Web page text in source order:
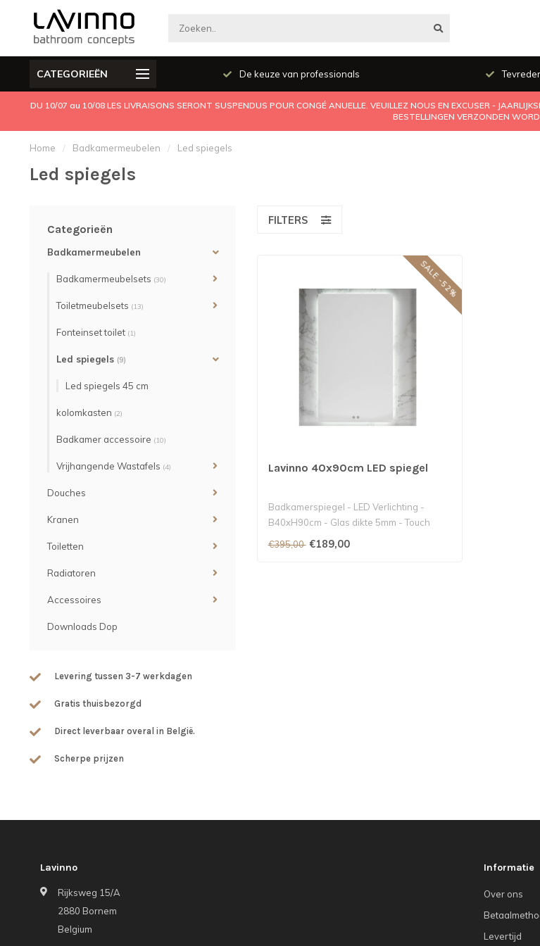
CATEGORIEËN
Producten kwaliteit De keuze van professionals
DU 10/07 au 10/08 LES LIVRAISONS SERONT SUSPENDUS POUR CONGÉ ANUELLE. VEUILLEZ NOUS EN EXCUSER -
BESTELLINGEN VERZONDEN
Home / Badkamermeubelen / Led spiegels
Led spiegels
Categorieën
Badkamermeubelen
Badkamermeubelsets (30)
Toiletmeubelsets (13)
Fonteinset toilet (1)
Led spiegels (9)
Led spiegels 45 cm
kolomkasten (2)
Badkamer accessoire (10)
Vrijhangende Wastafels (4)
Douches
Kranen
Toiletten
Radiatoren
Accessoires
Downloads Dop
Levering tussen 3-7 werkdagen
Gratis thuisbezorgd
Direct leverbaar overal in België.
Scherpe prijzen
FILTERS
SALE -52%
Lavinno 40x90cm LED spiegel
Badkamerspiegel - LED Verlichting -
B40xH90cm - Glas dikte 5mm - Touch
bediening..
€395,00 €189,00
Lavinno
Rijksweg 15/A
2880 Bornem
Belgium
Informatie
Over ons
Levertijd